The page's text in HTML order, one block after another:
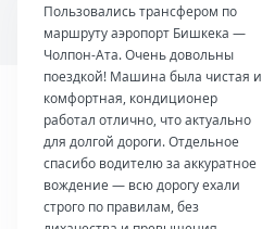
Пользовались трансфером по
маршруту аэропорт Бишкека —
Чолпон-Ата. Очень довольны
поездкой! Машина была чистая и
комфортная, кондиционер
работал отлично, что актуально
для долгой дороги. Отдельное
спасибо водителю за аккуратное
вождение — всю дорогу ехали
строго по правилам, без